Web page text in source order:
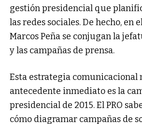
gestión presidencial que
las redes sociales. De hecho, en
Marcos Peña se conjugan la
y las campañas de prensa.
Esta estrategia comunicacional
antecedente inmediato es la
presidencial de 2015. El PRO
cómo diagramar campañas de